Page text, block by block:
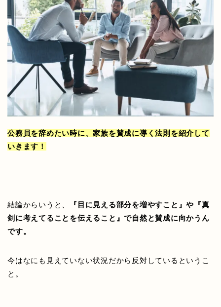
公務員を辞めたい時に、家族を賛成に導く法則を紹介して
いきます！
結論からいうと、
『目に見える部分を増やすこと』や『真
剣に考えてることを伝えること』で自然と賛成に向かうん
です。
今はなにも見えていない状況だから反対しているというこ
と。